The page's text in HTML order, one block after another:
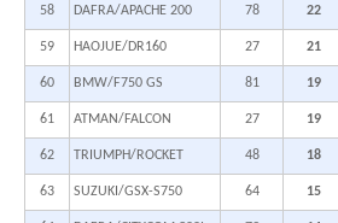
58 DAFRA/APACHE 200 78 22
59 HAOJUE/DR160 27 21
60 BMW/F750 GS 81 19
61 ATMAN/FALCON 27 19
62 TRIUMPH/ROCKET 48 18
63 SUZUKI/GSX-S750 64 15